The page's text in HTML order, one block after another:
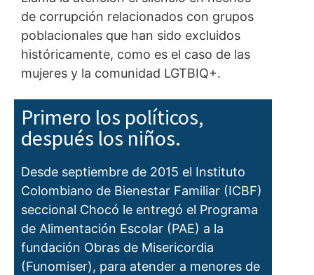
de corrupción relacionados con grupos
poblacionales que han sido excluidos
históricamente, como es el caso de las
mujeres y la comunidad LGTBIQ+.
Primero los políticos,
después los niños.
Desde septiembre de 2015 el Instituto
Colombiano de Bienestar Familiar (ICBF)
seccional Chocó le entregó el Programa
de Alimentación Escolar (PAE) a la
fundación Obras de Misericordia
(Funomiser), para atender a menores de